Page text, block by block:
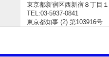
東京都新宿区西新宿８丁目
TEL:03-5937-0841
東京都知事 (2) 第103916号